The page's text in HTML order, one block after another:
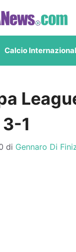
Calcio
1
di Gennaro Di